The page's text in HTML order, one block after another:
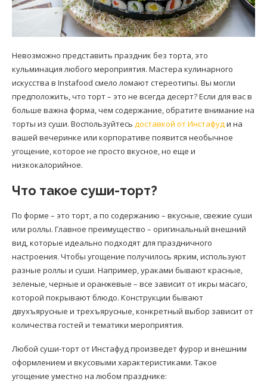
Невозможно представить праздник без торта, это
кульминация любого мероприятия. Мастера кулинарного
искусства в Instafood смело ломают стереотипы. Вы могли
предположить, что торт – это не всегда десерт? Если для вас в
больше важна форма, чем содержание, обратите внимание на
торты из суши. Воспользуйтесь доставкой от Инстафуди на
вашей вечеринке или корпоративе появится необычное
угощение, которое не просто вкусное, но еще и
низкокалорийное.
Что такое суши-торт?
По форме – это торт, а по содержанию – вкусные, свежие суши
или роллы. Главное преимущество – оригинальный внешний
вид, которые идеально подходят для праздничного
настроения. Чтобы угощение получилось ярким, используют
разные роллы и суши. Например, ураками бывают красные,
зеленые, черные и оранжевые – все зависит от икры масаго,
которой покрывают блюдо. Конструкции бывают
двухъярусные и трехъярусные, конкретный выбор зависит от
количества гостей и тематики мероприятия.
Любой суши-торт от Инстафуд произведет фурор и внешним
оформлением и вкусовыми характеристиками. Такое
угощение уместно на любом празднике: